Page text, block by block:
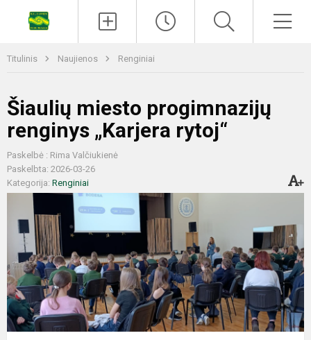
Titulinis Naujienos Renginiai
Šiaulių miesto progimnazijų
renginys „Karjera rytoj“
Paskelbė : Rima Valčiukienė
Paskelbta: 2026-03-26
Kategorija: Renginiai